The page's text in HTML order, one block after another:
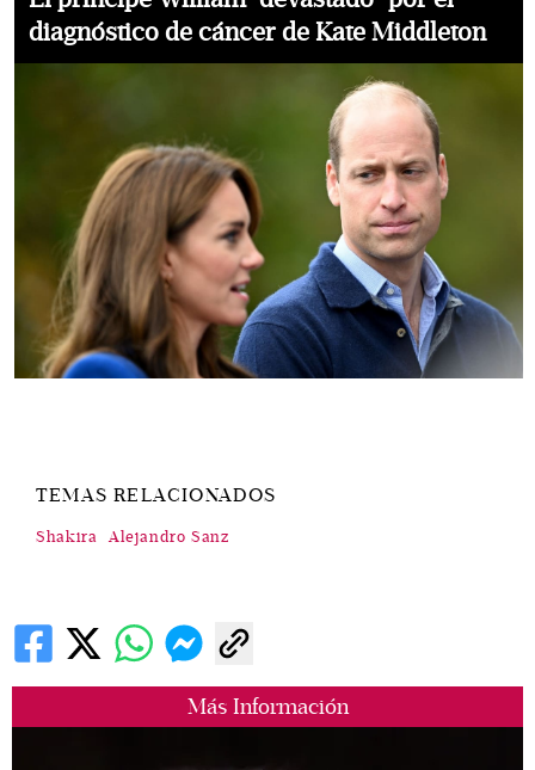
Más Información
diagnóstico de cáncer de Kate Middleton
TEMAS RELACIONADOS
Shakira Alejandro Sanz